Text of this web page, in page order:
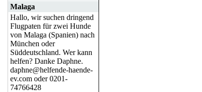
Malaga
Hallo, wir suchen dringend
Flugpaten für zwei Hunde
von Malaga (Spanien) nach
München oder
Süddeutschland. Wer kann
helfen? Danke Daphne.
daphne@helfende-haende-
ev.com oder 0201-
74766428